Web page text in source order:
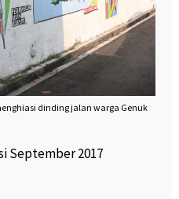
dinding jalan warga Genuk
September 2017